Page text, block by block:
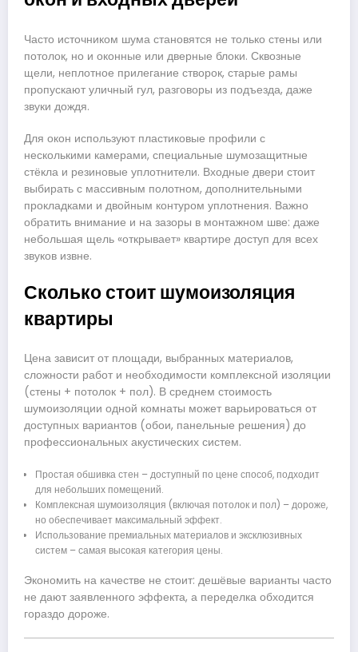
Часто источником шума становятся не только стены или
потолок, но и оконные или дверные блоки. Сквозные
щели, неплотное прилегание створок, старые рамы
пропускают уличный гул, разговоры из подъезда, даже
звуки дождя.
Для окон используют пластиковые профили с
несколькими камерами, специальные шумозащитные
стёкла и резиновые уплотнители. Входные двери стоит
выбирать с массивным полотном, дополнительными
прокладками и двойным контуром уплотнения. Важно
обратить внимание и на зазоры в монтажном шве: даже
небольшая щель «открывает» квартире доступ для всех
звуков извне.
Сколько стоит шумоизоляция
квартиры
Цена зависит от площади, выбранных материалов,
сложности работ и необходимости комплексной изоляции
(стены + потолок + пол). В среднем стоимость
шумоизоляции одной комнаты может варьироваться от
доступных вариантов (обои, панельные решения) до
профессиональных акустических систем.
Простая обшивка стен – доступный по цене способ, подходит
для небольших помещений.
Комплексная шумоизоляция (включая потолок и пол) – дороже,
но обеспечивает максимальный эффект.
Использование премиальных материалов и эксклюзивных
систем – самая высокая категория цены.
Экономить на качестве не стоит: дешёвые варианты часто
не дают заявленного эффекта, а переделка обходится
гораздо дороже.